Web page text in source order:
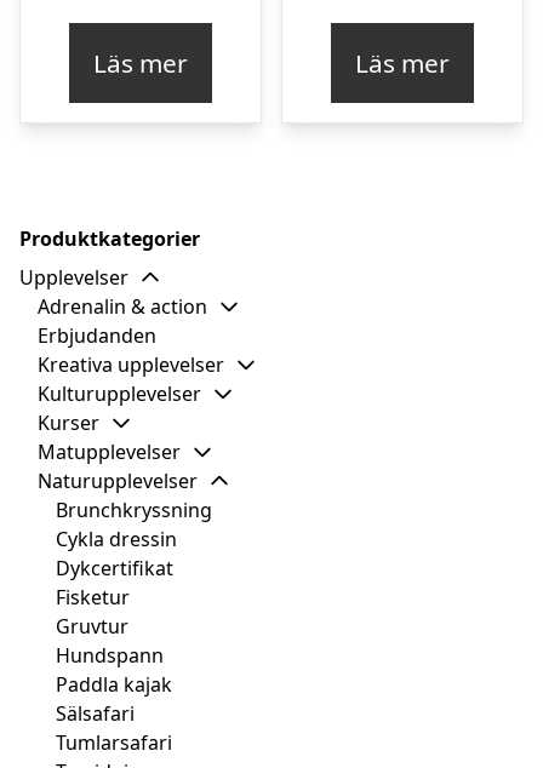
Läs mer Läs mer
Produktkategorier
Upplevelser
Adrenalin & action
Erbjudanden
Kreativa upplevelser
Kulturupplevelser
Kurser
Matupplevelser
Naturupplevelser
Brunchkryssning
Cykla dressin
Dykcertifikat
Fisketur
Gruvtur
Hundspann
Paddla kajak
Sälsafari
Tumlarsafari